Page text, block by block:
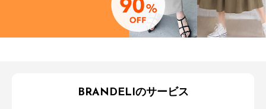
BRANDELIのサービス